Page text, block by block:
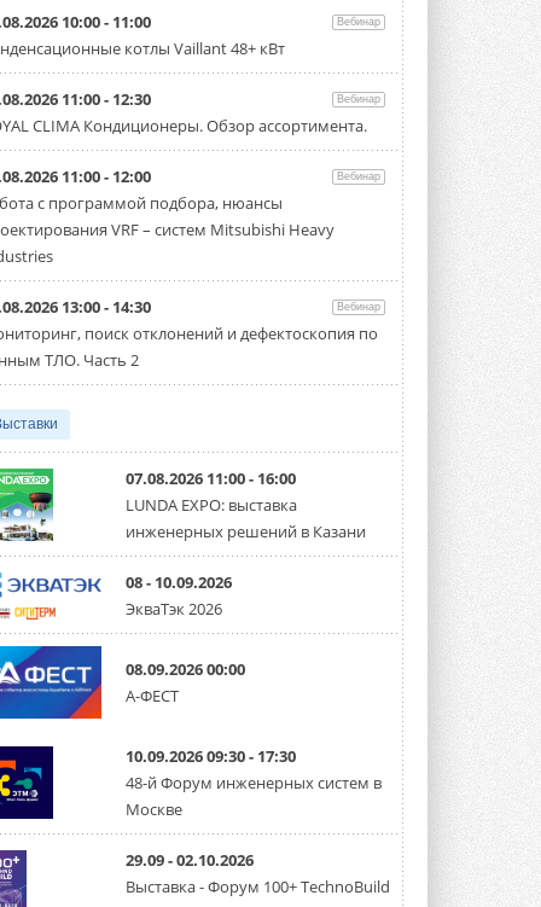
Омск с трёхдневным рабочим визитом ...
31 ИЮЛЯ 2026
Carrier модернизирует
флагманский чиллер AquaEdge
19XR
Чиллер получил новую версию,
работающую на хладагенте R1234ze ...
31 ИЮЛЯ 2026
Mitsubishi расширяет
компанию MEHITS US Inc. ...
31 ИЮЛЯ 2026
свой специальный перечень Covered ...
31 ИЮЛЯ 2026
Уже через месяц в России
можно будет устанавливать
солнечные панели в МКД
С 1 сентября снимается запрет на
микрогенерацию в многоквартирных ...
30 ИЮЛЯ 2026
Канальные вентиляторы с ЕС-
двигателями Sysimple TRS EC
Poti
30 ИЮЛЯ 2026
Краска для окон: как выбрать
состав, который не
растрескается после первой
зимы
Частые вопросы о краске для окон ...
30 ИЮЛЯ 2026
10:00 - 11:00 Вебинар
котлы Vaillant 48+ кВт
11:00 - 12:30 Вебинар
CLIMA Кондиционеры. Обзор ассортимента.
11:00 - 12:00 Вебинар
с программой подбора, нюансы
VRF – систем Mitsubishi Heavy
13:00 - 14:30 Вебинар
поиск отклонений и дефектоскопия по
ТЛО. Часть 2
07.08.2026 11:00 - 16:00
LUNDA EXPO: выставка
инженерных решений в Казани
08 - 10.09.2026
ЭкваТэк 2026
08.09.2026 00:00
А-ФЕСТ
10.09.2026 09:30 - 17:30
48-й Форум инженерных систем в
Москве
29.09 - 02.10.2026
Выставка - Форум 100+ TechnoBuild